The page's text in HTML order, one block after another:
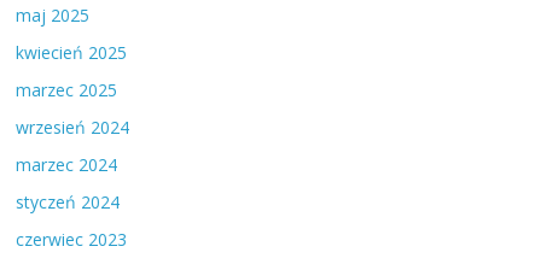
maj 2025
kwiecień 2025
marzec 2025
wrzesień 2024
marzec 2024
styczeń 2024
czerwiec 2023